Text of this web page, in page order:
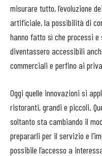
misurare tutto, l’evoluzione
artificiale, la possibilità di
hanno fatto sì che processi
diventassero accessibili
commerciali e perfino ai
Oggi quelle innovazioni si
ristoranti, grandi e piccoli.
soltanto sta cambiando il
prepararli per il servizio e
possibile l’accesso a